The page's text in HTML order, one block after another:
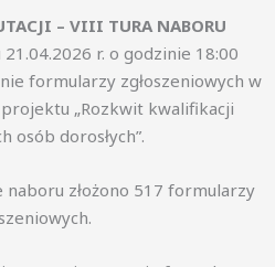
– VIII TURA NABORU
r. o godzinie 18:00
formularzy zgłoszeniowych w
„Rozkwit kwalifikacji
osób dorosłych”.
złożono 517 formularzy